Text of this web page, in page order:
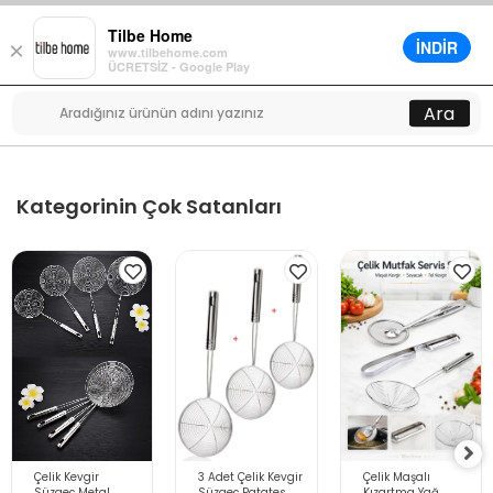
×
Tilbe Home
www.tilbehome.com
ÜCRETSİZ - Google Play
İNDİR
Menü
0
Ara
Kategorinin Çok Satanları
Çelik Kevgir
3 Adet Çelik Kevgir
Çelik Maşalı